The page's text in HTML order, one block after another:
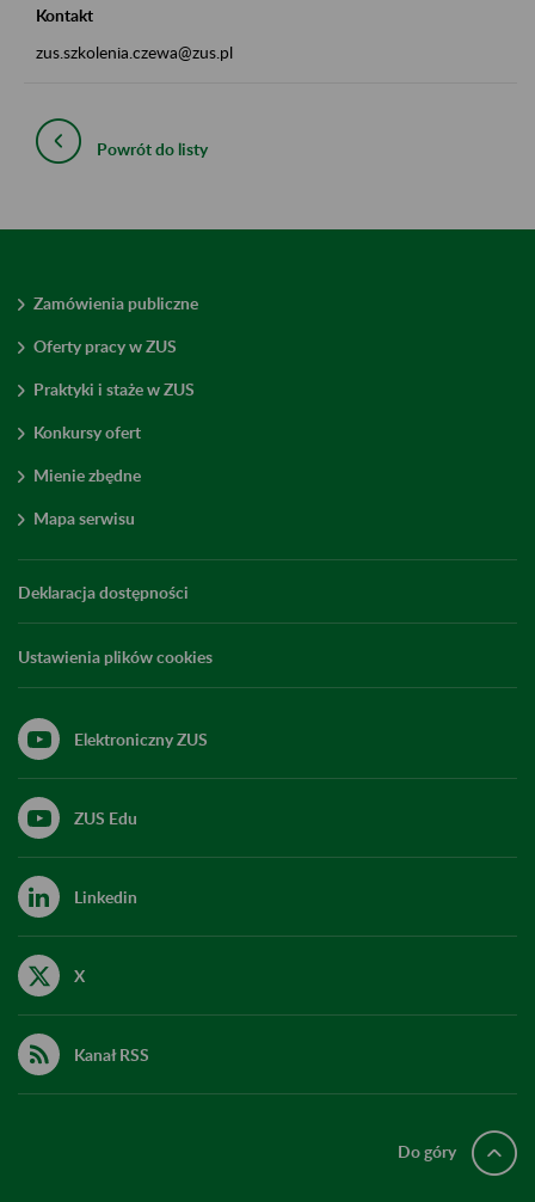
Kontakt
zus.szkolenia.czewa@zus.pl
Powrót do listy
Zamówienia publiczne
Oferty pracy w ZUS
Praktyki i staże w ZUS
Konkursy ofert
Mienie zbędne
Mapa serwisu
Deklaracja dostępności
Ustawienia plików cookies
Elektroniczny ZUS
ZUS Edu
Linkedin
X
Kanał RSS
Do góry